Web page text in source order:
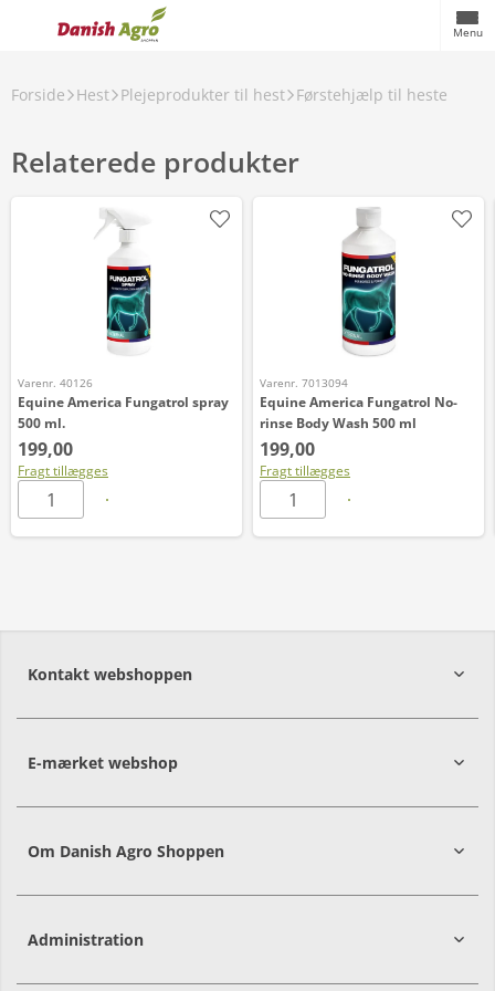
Menu
Forside Hest Plejeprodukter til hest Førstehjælp til heste
Relaterede produkter
Varenr. 40126
Equine America Fungatrol spray
500 ml.
199,00
Fragt tillægges
Varenr. 7013094
Equine America Fungatrol No-
rinse Body Wash 500 ml
199,00
Fragt tillægges
Kontakt webshoppen
E-mærket webshop
Om Danish Agro Shoppen
Administration